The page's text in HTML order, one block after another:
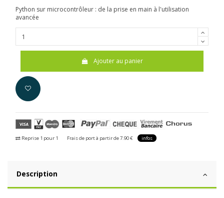
Python sur microcontrôleur : de la prise en main à l'utilisation
avancée
Ajouter au panier
Reprise 1 pour 1 Frais de port à partir de 7.90 € infos
Description